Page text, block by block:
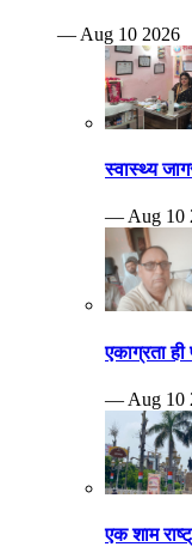
— Aug 10 2026
स्वास्थ्य
— Aug 10
एकाग्रता
— Aug 10
एक शाम